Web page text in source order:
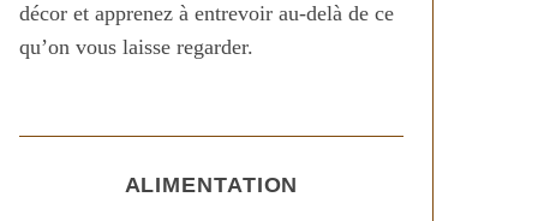
décor et apprenez à entrevoir au-delà de ce
qu’on vous laisse regarder.
ALIMENTATION